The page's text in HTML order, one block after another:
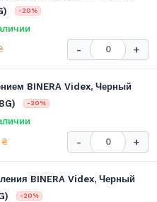
-20%
- +
BINERA Videx, Черный
-20%
₴ - +
BINERA Videx, Черный
-20%